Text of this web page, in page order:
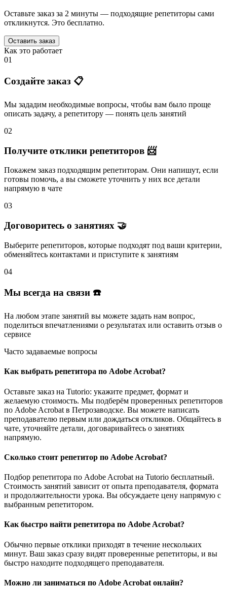
Оставьте заказ за 2 минуты — подходящие репетиторы сами
откликнутся. Это бесплатно.
Оставить заказ
Как это работает
01
Создайте заказ 📋
Мы зададим необходимые вопросы, чтобы вам было проще
описать задачу, а репетитору — понять цель занятий
02
Получите отклики репетиторов 📨
Покажем заказ подходящим репетиторам. Они напишут, если
готовы помочь, а вы сможете уточнить у них все детали
напрямую в чате
03
Договоритесь о занятиях 🤝
Выберите репетиторов, которые подходят под ваши критерии,
обменяйтесь контактами и приступите к занятиям
04
Мы всегда на связи ☎️
На любом этапе занятий вы можете задать нам вопрос,
поделиться впечатлениями о результатах или оставить отзыв о
сервисе
Часто задаваемые вопросы
Как выбрать репетитора по Adobe Acrobat?
Оставьте заказ на Tutorio: укажите предмет, формат и
желаемую стоимость. Мы подберём проверенных репетиторов
по Adobe Acrobat в Петрозаводске. Вы можете написать
преподавателю первым или дождаться откликов. Общайтесь в
чате, уточняйте детали, договаривайтесь о занятиях
напрямую.
Сколько стоит репетитор по Adobe Acrobat?
Подбор репетитора по Adobe Acrobat на Tutorio бесплатный.
Стоимость занятий зависит от опыта преподавателя, формата
и продолжительности урока. Вы обсуждаете цену напрямую с
выбранным репетитором.
Как быстро найти репетитора по Adobe Acrobat?
Обычно первые отклики приходят в течение нескольких
минут. Ваш заказ сразу видят проверенные репетиторы, и вы
быстро находите подходящего преподавателя.
Можно ли заниматься по Adobe Acrobat онлайн?